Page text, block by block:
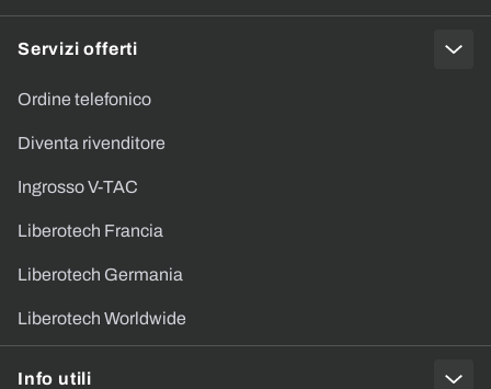
Servizi offerti
Ordine telefonico
Diventa rivenditore
Ingrosso V-TAC
Liberotech Francia
Liberotech Germania
Liberotech Worldwide
Info utili